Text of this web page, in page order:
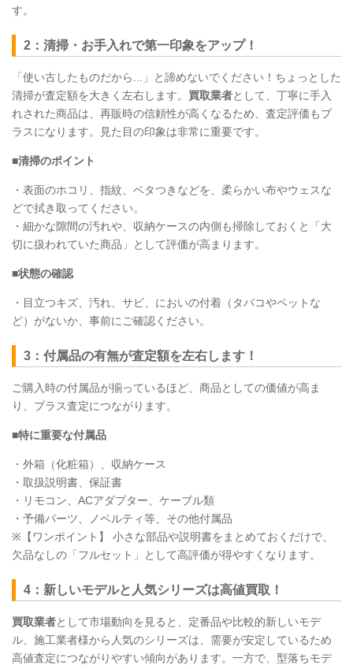
す。
2：清掃・お手入れで第一印象をアップ！
「使い古したものだから...」と諦めないでください！ちょっとした
清掃が査定額を大きく左右します。 買取業者として、丁寧に手入
れされた商品は、再販時の信頼性が高くなるため、査定評価もプ
ラスになります。見た目の印象は非常に重要です。
■清掃のポイント
・表面のホコリ、指紋、ベタつきなどを、柔らかい布やウェスな
どで拭き取ってください。
・細かな隙間の汚れや、収納ケースの内側も掃除しておくと「大
切に扱われていた商品」として評価が高まります。
■状態の確認
・目立つキズ、汚れ、サビ、においの付着（タバコやペットな
ど）がないか、事前にご確認ください。
3：付属品の有無が査定額を左右します！
ご購入時の付属品が揃っているほど、商品としての価値が高ま
り、プラス査定につながります。
■特に重要な付属品
・外箱（化粧箱）、収納ケース
・取扱説明書、保証書
・リモコン、ACアダプター、ケーブル類
・予備パーツ、ノベルティ等、その他付属品
※【ワンポイント】 小さな部品や説明書をまとめておくだけで、
欠品なしの「フルセット」として高評価が得やすくなります。
4：新しいモデルと人気シリーズは高値買取！
買取業者として市場動向を見ると、定番品や比較的新しいモデ
ル、施工業者様から人気のシリーズは、需要が安定しているため
高値査定につながりやすい傾向があります。一方で、型落ちモデ